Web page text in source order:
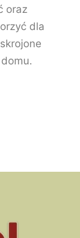
oraz
dla